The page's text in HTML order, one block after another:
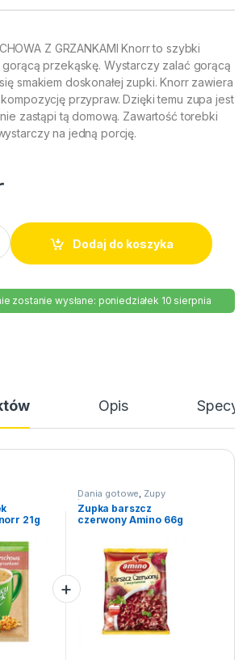
Z GRZANKAMI Knorr to szybki
przekąskę. Wystarczy zalać gorącą
smakiem doskonałej zupki. Knorr zawiera
przypraw. Dzięki temu zupa jest
zastąpi tą domową. Zawartość torebki
na jedną porcję.
Knorr 21g quantity
Dodaj do koszyka
zostanie wysłane: poniedziałek 10 sierpnia
Opis
21g
Dania gotowe, Zupy
instant
Zupka barszcz
czerwony Amino 66g